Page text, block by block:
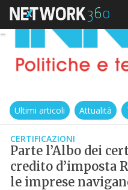
Ultimi articoli Attualità
CERTIFICAZIONI
Parte l’Albo dei
credito d’imposta
le imprese